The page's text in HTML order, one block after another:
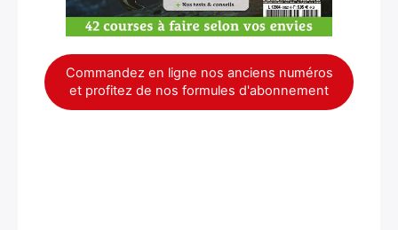
Commandez en ligne nos anciens numéros
et profitez de nos formules d'abonnement